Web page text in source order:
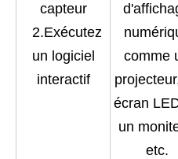
capteur
2.Exécutez
un logiciel
interactif
comme
écran
un
etc.